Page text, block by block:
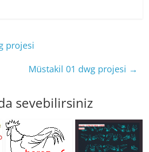
st A
p
projesi
Müstakil 01 dwg projesi →
sevebilirsiniz